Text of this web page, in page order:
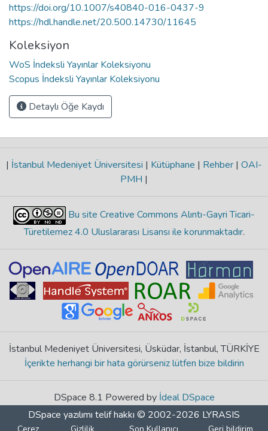
https://doi.org/10.1007/s40840-016-0437-9
https://hdl.handle.net/20.500.14730/11645
Koleksiyon
WoS İndeksli Yayınlar Koleksiyonu
Scopus İndeksli Yayınlar Koleksiyonu
Detaylı Öğe Kaydı
| İstanbul Medeniyet Üniversitesi | Kütüphane | Rehber | OAI-
PMH |
Bu site Creative Commons Alıntı-Gayri Ticari-
Türetilemez 4.0 Uluslararası Lisansı ile korunmaktadır.
İstanbul Medeniyet Üniversitesi, Üsküdar, İstanbul, TÜRKİYE
İçerikte herhangi bir hata görürseniz lütfen bize bildirin
DSpace 8.1 Powered by İdeal DSpace
DSpace yazılımı telif hakkı © 2002-2026 LYRASIS